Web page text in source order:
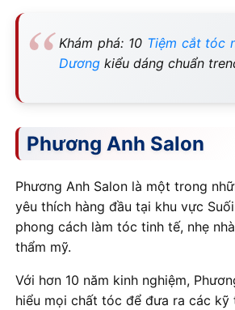
Khám phá: 10 Tiệm cắt tóc
Dương kiểu dáng chuẩn
Phương Anh Salon
Phương Anh Salon là một trong
yêu thích hàng đầu tại khu vực
phong cách làm tóc tinh tế, nhẹ
thẩm mỹ.
Với hơn 10 năm kinh nghiệm,
hiểu mọi chất tóc để đưa ra các